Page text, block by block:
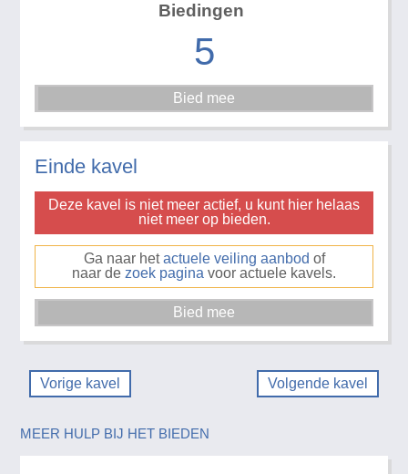
Biedingen
5
Einde kavel
Deze kavel is niet meer actief, u kunt hier helaas
niet meer op bieden.
Ga naar hetactuele veiling aanbod of
naar de zoek pagina voor actuele kavels.
Vorige kavel Volgende kavel
MEER HULP BIJ HET BIEDEN